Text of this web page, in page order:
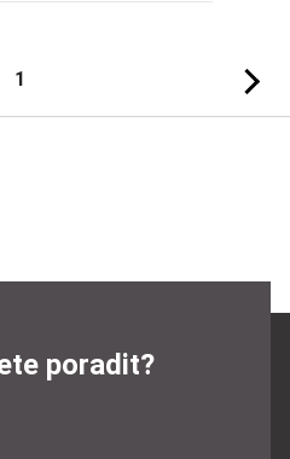
1
poradit?